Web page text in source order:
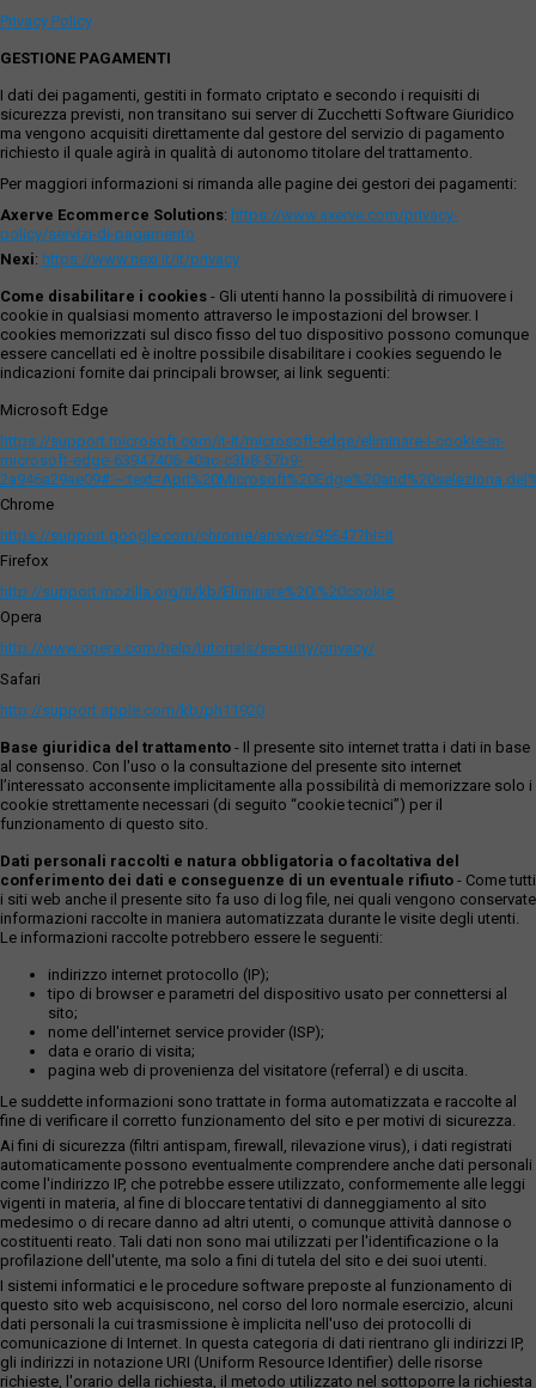
Privacy Policy
GESTIONE PAGAMENTI
I dati dei pagamenti, gestiti in formato criptato e secondo i requisiti di
sicurezza previsti, non transitano sui server di Zucchetti Software Giuridico
ma vengono acquisiti direttamente dal gestore del servizio di pagamento
richiesto il quale agirà in qualità di autonomo titolare del trattamento.
Per maggiori informazioni si rimanda alle pagine dei gestori dei pagamenti:
Axerve Ecommerce Solutions: https://www.axerve.com/privacy-
policy/servizi-di-pagamento
Nexi: https://www.nexi.it/it/privacy
Come disabilitare i cookies - Gli utenti hanno la possibilità di rimuovere i
cookie in qualsiasi momento attraverso le impostazioni del browser. I
cookies memorizzati sul disco fisso del tuo dispositivo possono comunque
essere cancellati ed è inoltre possibile disabilitare i cookies seguendo le
indicazioni fornite dai principali browser, ai link seguenti:
Microsoft Edge
https://support.microsoft.com/it-it/microsoft-edge/eliminare-i-cookie-in-
microsoft-edge-63947406-40ac-c3b8-57b9-
Chrome
https://support.google.com/chrome/answer/95647?hl=it
Firefox
http://support.mozilla.org/it/kb/Eliminare%20i%20cookie
Opera
http://www.opera.com/help/tutorials/security/privacy/
Safari
http://support.apple.com/kb/ph11920
Base giuridica del trattamento - Il presente sito internet tratta i dati in base
al consenso. Con l'uso o la consultazione del presente sito internet
l’interessato acconsente implicitamente alla possibilità di memorizzare solo i
cookie strettamente necessari (di seguito “cookie tecnici”) per il
funzionamento di questo sito.
Dati personali raccolti e natura obbligatoria o facoltativa del
conferimento dei dati e conseguenze di un eventuale rifiuto - Come tutti
i siti web anche il presente sito fa uso di log file, nei quali vengono conservate
informazioni raccolte in maniera automatizzata durante le visite degli utenti.
Le informazioni raccolte potrebbero essere le seguenti:
indirizzo internet protocollo (IP);
tipo di browser e parametri del dispositivo usato per connettersi al
sito;
nome dell'internet service provider (ISP);
data e orario di visita;
pagina web di provenienza del visitatore (referral) e di uscita.
Le suddette informazioni sono trattate in forma automatizzata e raccolte al
fine di verificare il corretto funzionamento del sito e per motivi di sicurezza.
Ai fini di sicurezza (filtri antispam, firewall, rilevazione virus), i dati registrati
automaticamente possono eventualmente comprendere anche dati personali
come l'indirizzo IP, che potrebbe essere utilizzato, conformemente alle leggi
vigenti in materia, al fine di bloccare tentativi di danneggiamento al sito
medesimo o di recare danno ad altri utenti, o comunque attività dannose o
costituenti reato. Tali dati non sono mai utilizzati per l'identificazione o la
profilazione dell'utente, ma solo a fini di tutela del sito e dei suoi utenti.
I sistemi informatici e le procedure software preposte al funzionamento di
questo sito web acquisiscono, nel corso del loro normale esercizio, alcuni
dati personali la cui trasmissione è implicita nell'uso dei protocolli di
comunicazione di Internet. In questa categoria di dati rientrano gli indirizzi IP,
gli indirizzi in notazione URI (Uniform Resource Identifier) delle risorse
richieste, l'orario della richiesta, il metodo utilizzato nel sottoporre la richiesta